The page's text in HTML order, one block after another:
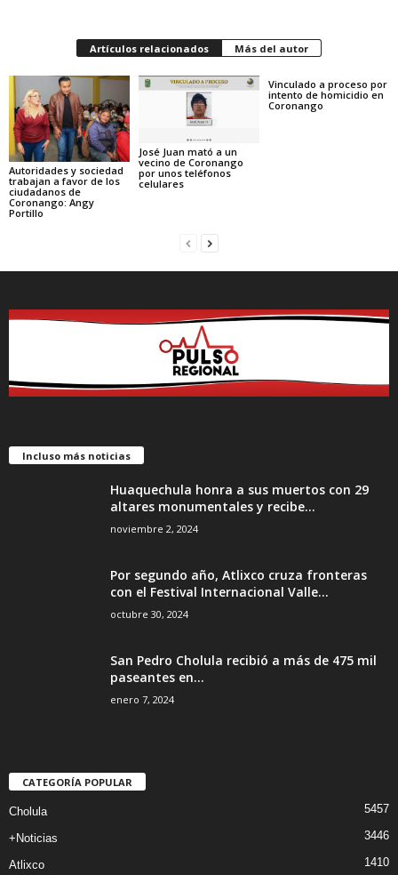
Artículos relacionados Más del autor
Autoridades y sociedad
trabajan a favor de los
ciudadanos de
Coronango: Angy
Portillo
José Juan mató a un
vecino de Coronango
por unos teléfonos
celulares
Vinculado a proceso por
intento de homicidio en
Coronango
Incluso más noticias
Huaquechula honra a sus muertos con 29
altares monumentales y recibe...
noviembre 2, 2024
Por segundo año, Atlixco cruza fronteras
con el Festival Internacional Valle...
octubre 30, 2024
San Pedro Cholula recibió a más de 475 mil
paseantes en...
enero 7, 2024
CATEGORÍA POPULAR
Cholula 5457
+Noticias 3446
Atlixco 1410